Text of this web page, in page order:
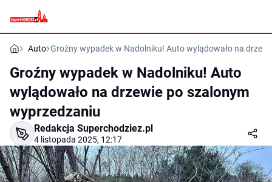
Auto Groźny wypadek w Nadolniku! Auto wylądowało na
Groźny wypadek w Nadolniku! Auto
wylądowało na drzewie po szalonym
wyprzedzaniu
Redakcja Superchodziez.pl
4 listopada 2025, 12:17